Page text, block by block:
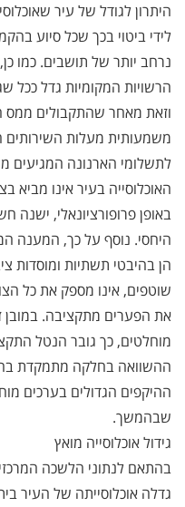
לידי ביטוי בכך שכל סיוע
נרחב יותר של תושבים. כמו
הרשויות המקומיות גדל ככל
וזאת מאחר שהתקבולים ממס
משמעותית מעלות השירותים
לתשלומי הארנונה המגיעים
האוכלוסייה בעיר אינו מביא
באופן פרופורציונאלי, ישנה
היחסי. נוסף על כך, המענה
הן בהיבטי תשתיות ומוסדות
שוטפים, אינו מספק את כל
את הפערים מתקציבה. במובן
מוחלטים, כך גובר הנטל
ההשוואה בחלקה מתמקדת
ההיקפים הגדולים בערכים
שבהמשך.
גידול אוכלוסייה מואץ
בהתאם לנתוני הלשכה